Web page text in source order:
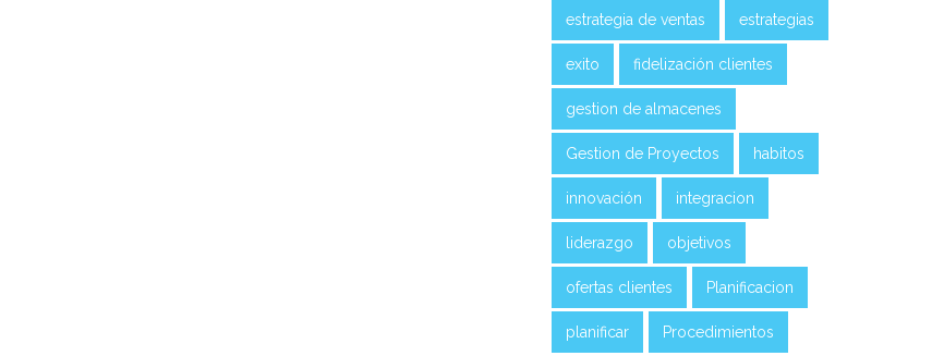
estrategia de ventas estrategias
exito fidelización clientes
gestion de almacenes
Gestion de Proyectos habitos
innovación integracion
liderazgo objetivos
ofertas clientes Planificacion
planificar Procedimientos